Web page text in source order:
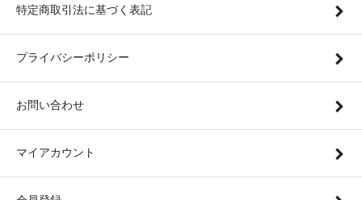
特定商取引法に基づく表記
プライバシーポリシー
お問い合わせ
マイアカウント